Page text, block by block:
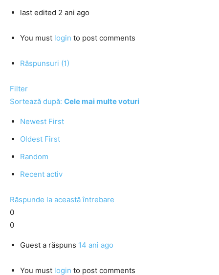
last edited 2 ani ago
You must login to post comments
Răspunsuri (1)
Filter
Sortează după: Cele mai multe voturi
Newest First
Oldest First
Random
Recent activ
Răspunde la această întrebare
0
0
Guest a răspuns 14 ani ago
You must login to post comments